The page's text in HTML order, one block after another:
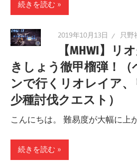
続きを読む
2019年10月13日 只野
【MHWI】リ
きしょう徹甲榴弾！
ンで行くリオレイア
少種討伐クエスト）
こんにちは。 難易度が大幅に上
続きを読む